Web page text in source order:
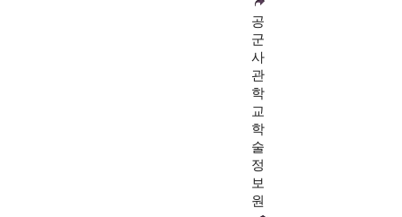
공
군
사
관
학
교
학
술
정
보
원